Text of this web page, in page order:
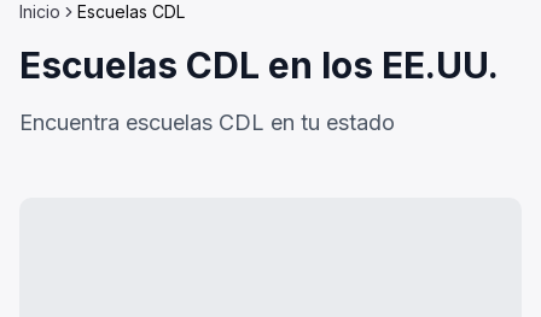
Inicio Escuelas CDL
Escuelas CDL en los EE.UU.
Encuentra escuelas CDL en tu estado